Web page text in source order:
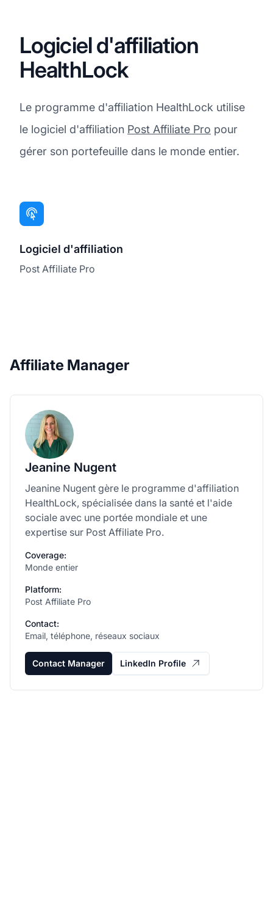
Logiciel d'affiliation
HealthLock
Le programme d'affiliation HealthLock utilise
le logiciel d'affiliation Post Affiliate Pro pour
gérer son portefeuille dans le monde entier.
Logiciel d'affiliation
Post Affiliate Pro
Affiliate Manager
Jeanine Nugent
Jeanine Nugent gère le programme d'affiliation
HealthLock, spécialisée dans la santé et l'aide
sociale avec une portée mondiale et une
expertise sur Post Affiliate Pro.
Coverage:
Monde entier
Platform:
Post Affiliate Pro
Contact:
Email, téléphone, réseaux sociaux
Contact Manager LinkedIn Profile